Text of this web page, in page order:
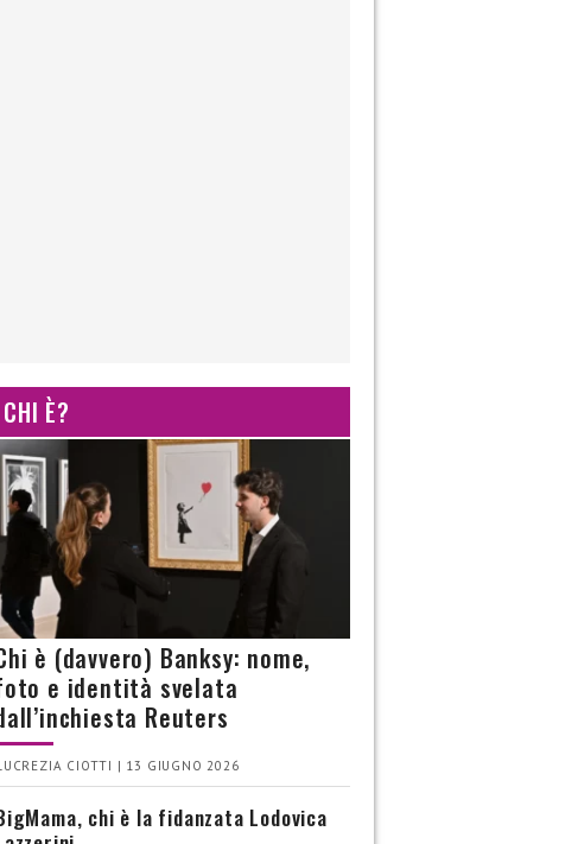
CHI È?
è (davvero) Banksy: nome,
e identità svelata
Reuters
CIOTTI | 13 GIUGNO 2026
chi è la fidanzata Lodovica